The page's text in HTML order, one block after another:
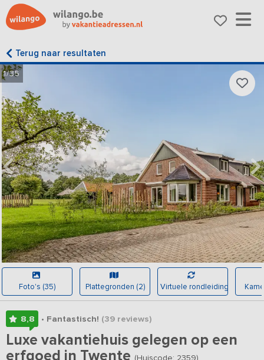
Terug naar resultaten
1/35
Foto's (35) Plattegronden (2) Virtuele rondleiding
8,8 • Fantastisch! (39reviews)
Luxe vakantiehuis gelegen op een
erfgoed in Twente